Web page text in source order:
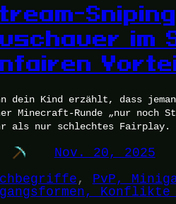
im
dein Kind erzählt, dass
Minecraft-Runde „nur noch
als nur schlechtes
Nov. 20, 2025
, PvP,
Konflikte